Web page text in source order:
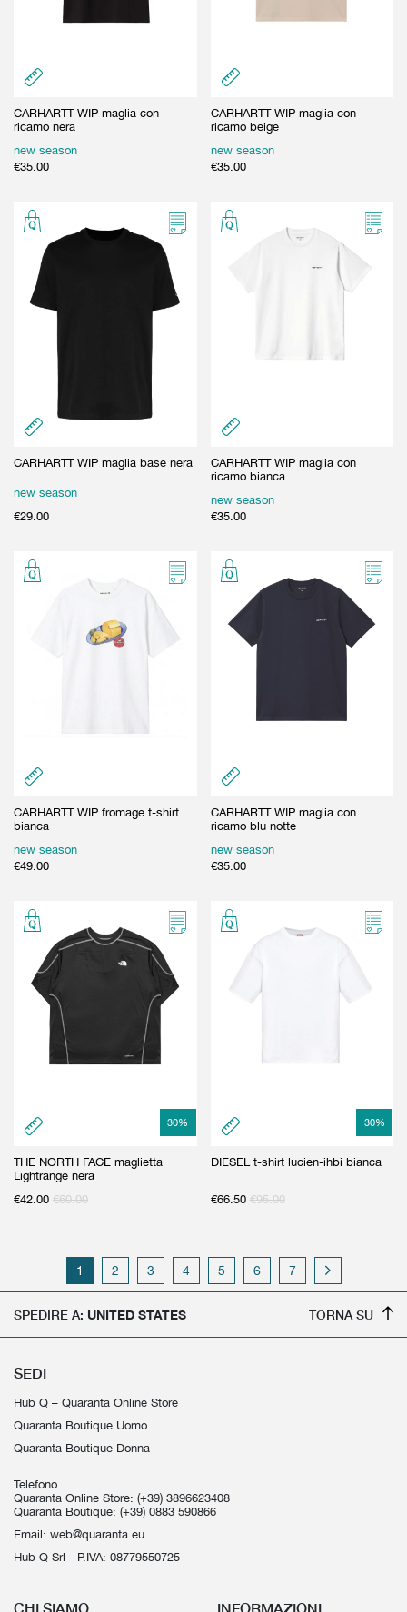
CARHARTT WIP maglia con
ricamo nera
new season
€35.00
CARHARTT WIP maglia con
ricamo beige
new season
€35.00
CARHARTT WIP maglia base nera
new season
€29.00
CARHARTT WIP maglia con
ricamo bianca
new season
€35.00
CARHARTT WIP fromage t-shirt
bianca
new season
€49.00
CARHARTT WIP maglia con
ricamo blu notte
new season
€35.00
30%
THE NORTH FACE maglietta
Lightrange nera
€42.00 €60.00
30%
DIESEL t-shirt lucien-ihbi bianca
€66.50 €95.00
1 2 3 4 5 6 7
SPEDIRE A: UNITED STATES TORNA SU
SEDI
Hub Q – Quaranta Online Store
Quaranta Boutique Uomo
Quaranta Boutique Donna
Telefono
Quaranta Online Store: (+39) 3896623408
Quaranta Boutique: (+39) 0883 590866
Email: web@quaranta.eu
Hub Q Srl - P.IVA: 08779550725
CHI SIAMO INFORMAZIONI